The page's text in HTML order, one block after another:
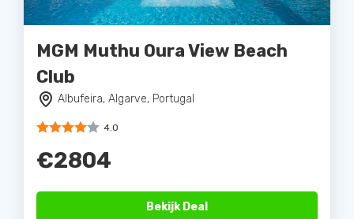
MGM Muthu Oura View Beach
Club
Albufeira, Algarve, Portugal
4.0
€2804
Bekijk Deal